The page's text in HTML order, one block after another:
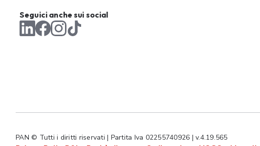
Seguici anche sui social
PAN © Tutti i diritti riservati | Partita Iva 02255740926 | v.4.19.565